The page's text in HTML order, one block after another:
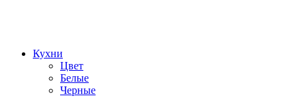
Кухни
Цвет
Белые
Черные